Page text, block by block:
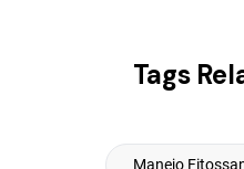
Tags
Manejo